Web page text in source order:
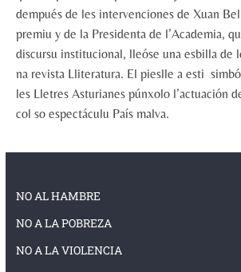
dempués de les intervenciones de Xuan
premiu y de la Presidenta de l’Academia,
discursu institucional, lleóse una esbilla de
na revista Lliteratura. El pieslle a esti
les Lletres Asturianes púnxolo l’actuación
col so espectáculu País malva.
NO AL HAMBRE
NO A LA POBREZA
NO A LA VIOLENCIA